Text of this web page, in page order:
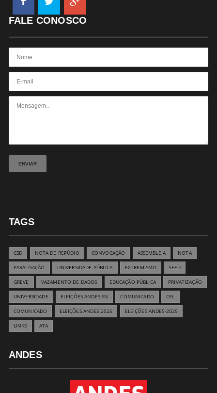
FALE CONOSCO
TAGS
CSD NOTA DE REPÚDIO CONVOCAÇÃO ASSEMBLEIA NOTA
PARALISAÇÃO UNIVERSIDADE PÚBLICA EXTREMISMO SEED
GREVE VAZAMENTO DE DADOS EDUCAÇÃO PÚBLICA PRIVATIZAÇÃO
UNIVERSIDADE ELEIÇÕES ANDES-SN COMUNICADO CEL
COMUNICADO ELEIÇÕES ANDES 2025 ELEIÇÕES ANDES-2025
LINKS ATA
ANDES